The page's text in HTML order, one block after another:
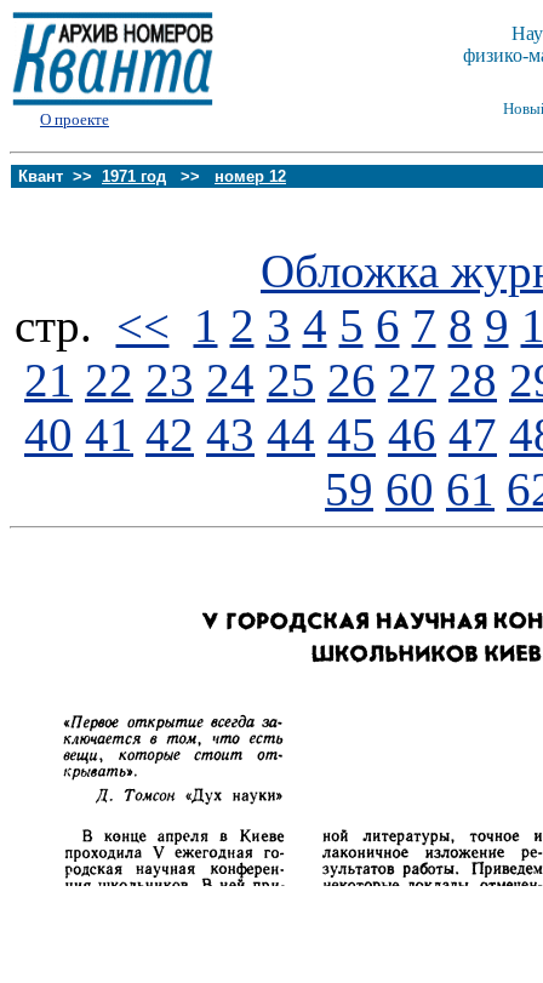
О проекте
физико-
Квант >> 1971 год >> номер 12
Обложка
стp. << 1 2 3 4 5 6 7 8 9
21 22 23 24 25 26 27 28
40 41 42 43 44 45 46 47
59 60 61